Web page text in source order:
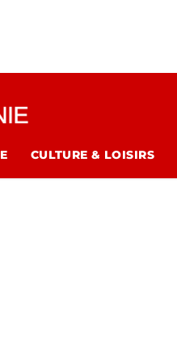
CULTURE & LOISIRS